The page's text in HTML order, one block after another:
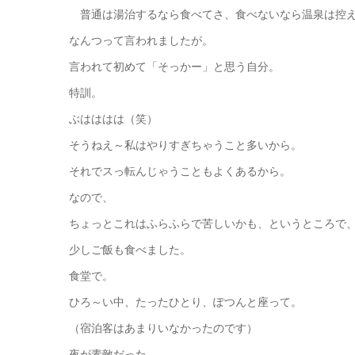
普通は湯治するなら食べてさ、食べないなら温泉は控え
なんつって言われましたが。
言われて初めて「そっかー」と思う自分。
特訓。
ぶはははは（笑）
そうねえ～私はやりすぎちゃうこと多いから。
それでスっ転んじゃうこともよくあるから。
なので、
ちょっとこれはふらふらで苦しいかも、というところで、
少しご飯も食べました。
食堂で。
ひろ～い中、たったひとり、ぽつんと座って。
（宿泊客はあまりいなかったのです）